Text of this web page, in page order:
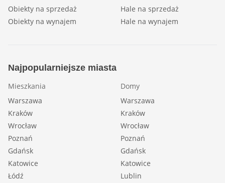
Obiekty na sprzedaż
Obiekty na wynajem
Hale na sprzedaż
Hale na wynajem
Najpopularniejsze miasta
Mieszkania
Warszawa
Kraków
Wrocław
Poznań
Gdańsk
Katowice
Łódź
Domy
Warszawa
Kraków
Wrocław
Poznań
Gdańsk
Katowice
Lublin